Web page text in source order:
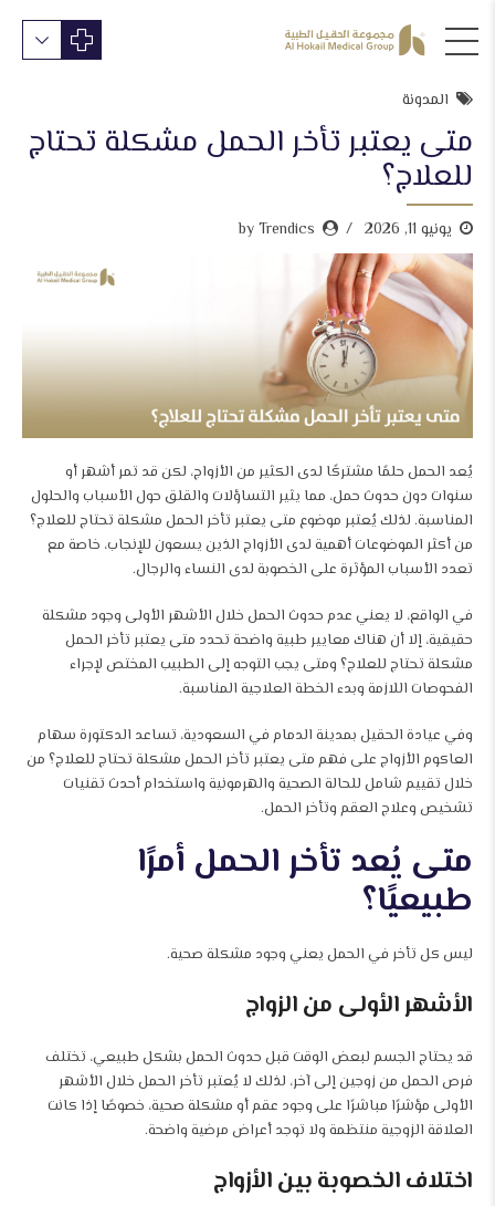
المدونة
متى يعتبر تأخر الحمل مشكلة تحتاج
للعلاج؟
يونيو 11, 2026 by Trendics
يُعد الحمل حلمًا مشتركًا لدى الكثير من الأزواج، لكن قد تمر أشهر أو
سنوات دون حدوث حمل، مما يثير التساؤلات والقلق حول الأسباب والحلول
المناسبة. لذلك يُعتبر موضوع متى يعتبر تأخر الحمل مشكلة تحتاج للعلاج؟
من أكثر الموضوعات أهمية لدى الأزواج الذين يسعون للإنجاب، خاصة مع
تعدد الأسباب المؤثرة على الخصوبة لدى النساء والرجال.
في الواقع، لا يعني عدم حدوث الحمل خلال الأشهر الأولى وجود مشكلة
حقيقية، إلا أن هناك معايير طبية واضحة تحدد متى يعتبر تأخر الحمل
مشكلة تحتاج للعلاج؟ ومتى يجب التوجه إلى الطبيب المختص لإجراء
الفحوصات اللازمة وبدء الخطة العلاجية المناسبة.
وفي عيادة الحقيل بمدينة الدمام في السعودية، تساعد الدكتورة سهام
العاكوم الأزواج على فهم متى يعتبر تأخر الحمل مشكلة تحتاج للعلاج؟ من
خلال تقييم شامل للحالة الصحية والهرمونية واستخدام أحدث تقنيات
تشخيص وعلاج العقم وتأخر الحمل.
متى يُعد تأخر الحمل أمرًا
طبيعيًا؟
ليس كل تأخر في الحمل يعني وجود مشكلة صحية.
الأشهر الأولى من الزواج
قد يحتاج الجسم لبعض الوقت قبل حدوث الحمل بشكل طبيعي، تختلف
فرص الحمل من زوجين إلى آخر، لذلك لا يُعتبر تأخر الحمل خلال الأشهر
الأولى مؤشرًا مباشرًا على وجود عقم أو مشكلة صحية، خصوصًا إذا كانت
العلاقة الزوجية منتظمة ولا توجد أعراض مرضية واضحة.
اختلاف الخصوبة بين الأزواج